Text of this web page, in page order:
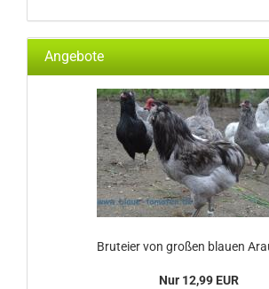
Angebote
Bruteier von großen blauen
Nur 12,99 EUR